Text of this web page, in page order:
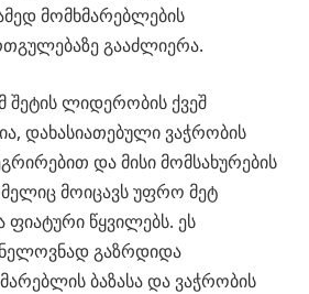
მომხმარებლების
გააძლიერა.
შეტის ლიდერობის ქვეშ
დახასიათებული ვაჭრობის
და მისი მომსახურების
მოიცავს უფრო მეტ
წყვილებს. ეს
გაზრდიდა
ბაზასა და ვაჭრობის